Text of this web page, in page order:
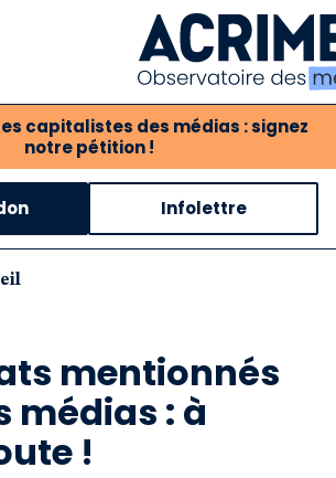
capitalistes des médias : signez
notre pétition !
Notre critique des
Boutique
Infolettre
mentionnés
médias : à
!